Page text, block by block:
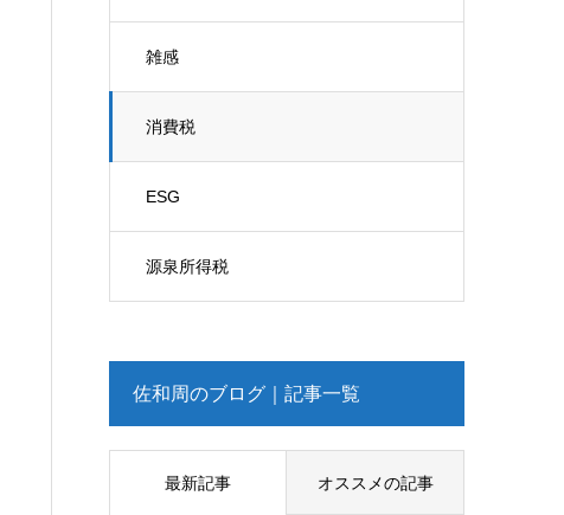
雑感
消費税
ESG
源泉所得税
佐和周のブログ｜記事一覧
最新記事 オススメの記事